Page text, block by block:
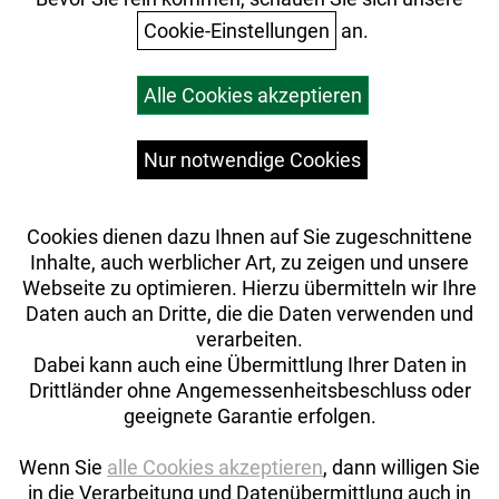
Versandkosten
Cookie-Einstellungen an.
Alle Cookies akzeptieren
Nur notwendige Cookies
Cookies dienen dazu Ihnen auf Sie zugeschnittene
Inhalte, auch werblicher Art, zu zeigen und unsere
Webseite zu optimieren. Hierzu übermitteln wir Ihre
Daten auch an Dritte, die die Daten verwenden und
verarbeiten.
Dabei kann auch eine Übermittlung Ihrer Daten in
Drittländer ohne Angemessenheitsbeschluss oder
geeignete Garantie erfolgen.
Wenn Sie alle Cookies akzeptieren, dann willigen Sie
in die Verarbeitung und Datenübermittlung auch in